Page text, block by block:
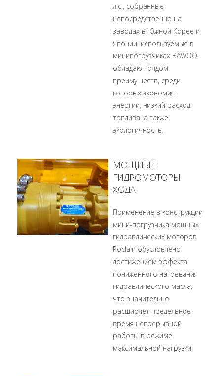
л.с., собранные
непосредственно на
заводах в Южной Корее и
Японии, используемые в
минипогрузчиках BAWOO,
обладают рядом
преимуществ, среди
которых экономия
энергии, низкий расход
топлива, а также
экологичность.
МОЩНЫЕ
ГИДРОМОТОРЫ
ХОДА
Применение в конструкции
мини-погрузчика мощных
гидравлических моторов
Poclain обусловлено
достижением эффекта
пониженного нагревания
гидравлического масла,
что значительно
расширяет предельное
время непрерывной
работы в режиме
максимальной нагрузки.